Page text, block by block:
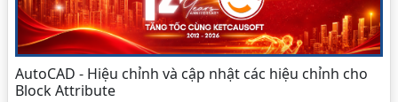
AutoCAD - Hiệu chỉnh và cập nhật các hiệu chỉnh cho
Block Attribute